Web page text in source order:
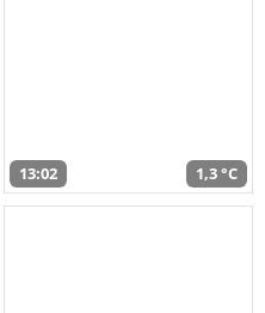
13:02 1,3 °C